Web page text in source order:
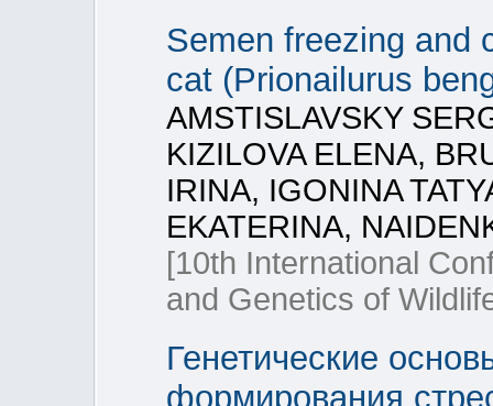
Semen freezing and
cat (Prionailurus
AMSTISLAVSKY
KIZILOVA ELENA,
IRINA, IGONINA
EKATERINA,
[10th International
and Genetics of
Генетические
формирования